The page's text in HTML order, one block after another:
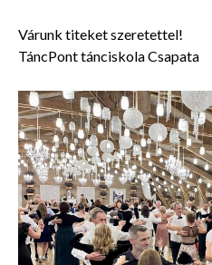
Várunk titeket szeretettel!
TáncPont tánciskola Csapata